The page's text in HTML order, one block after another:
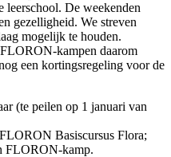
leerschool. De weekenden
gezelligheid. We streven
mogelijk te houden.
kampen daarom
een kortingsregeling voor de
(te peilen op 1 januari van
Basiscursus Flora;
FLORON-kamp.